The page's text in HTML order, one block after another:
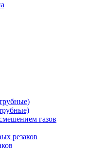
газов
резаков